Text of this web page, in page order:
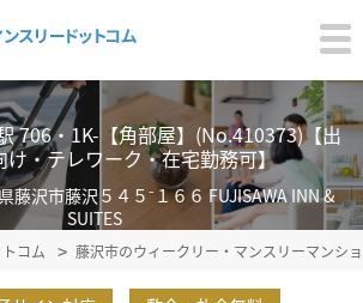
706・1K-【角部屋】(No.410373)【出
け・テレワーク・在宅勤務可】
藤沢市藤沢５４５⁻１６６ FUJISAWA INN &
SUITES
コム 藤沢市のウィークリー・マンスリーマンシ